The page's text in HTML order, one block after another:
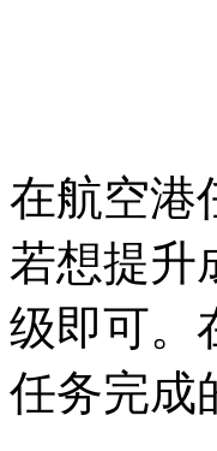
在航空港
若想提升
级即可。
任务完成